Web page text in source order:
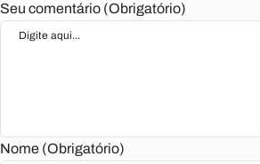
Seu comentário (Obrigatório)
Nome (Obrigatório)